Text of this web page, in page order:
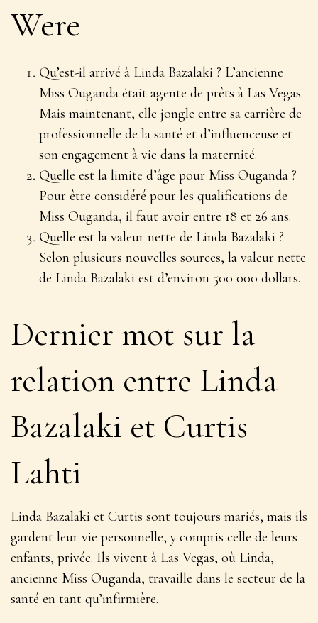
Were
Qu’est-il arrivé à Linda Bazalaki ? L’ancienne
Miss Ouganda était agente de prêts à Las Vegas.
Mais maintenant, elle jongle entre sa carrière de
professionnelle de la santé et d’influenceuse et
son engagement à vie dans la maternité.
Quelle est la limite d’âge pour Miss Ouganda ?
Pour être considéré pour les qualifications de
Miss Ouganda, il faut avoir entre 18 et 26 ans.
Quelle est la valeur nette de Linda Bazalaki ?
Selon plusieurs nouvelles sources, la valeur nette
de Linda Bazalaki est d’environ 500 000 dollars.
Dernier mot sur la
relation entre Linda
Bazalaki et Curtis
Lahti
Linda Bazalaki et Curtis sont toujours mariés, mais ils
gardent leur vie personnelle, y compris celle de leurs
enfants, privée. Ils vivent à Las Vegas, où Linda,
ancienne Miss Ouganda, travaille dans le secteur de la
santé en tant qu’infirmière.